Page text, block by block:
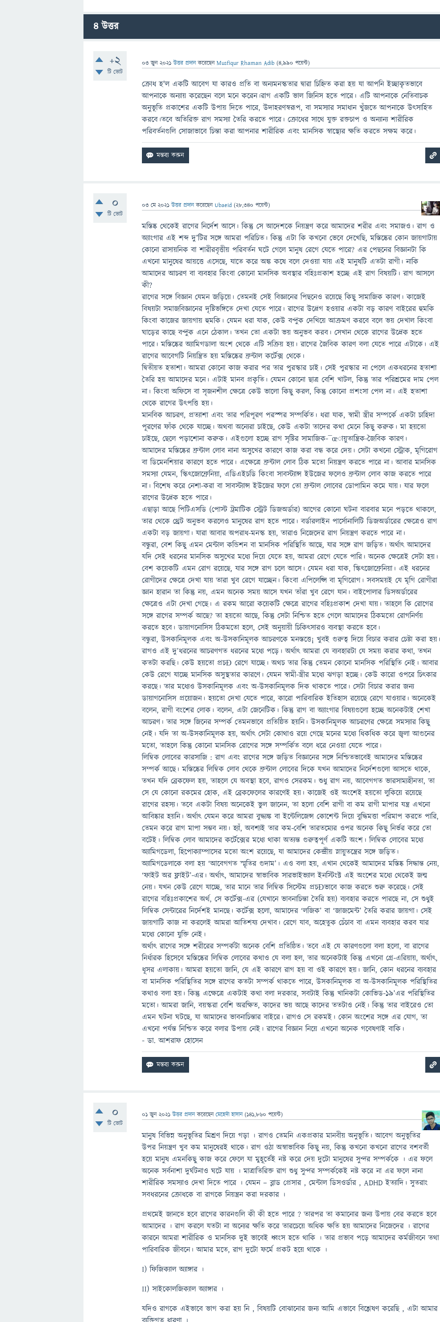
4উত্তর
+2
টি ভোট
03 জুন 2021 উত্তর প্রদান করেছেনMusfiqur Rhaman Adib (4,990 পয়েন্ট)
ক্রোধ হ'ল একটি আবেগ যা কারও প্রতি বা অন্যমনস্কতার দ্বারা চিহ্নিত করা হয় যা আপনি ইচ্ছাকৃতভাবে
আপনাকে অন্যায় করেছেন বলে মনে করেন।রাগ একটি ভাল জিনিস হতে পারে। এটি আপনাকে নেতিবাচক
অনুভূতি প্রকাশের একটি উপায় দিতে পারে, উদাহরণস্বরূপ, বা সমস্যার সমাধান খুঁজতে আপনাকে উৎসাহিত
করবে।তবে অতিরিক্ত রাগ সমস্যা তৈরি করতে পারে। ক্রোধের সাথে যুক্ত রক্তচাপ ও অন্যান্য শারীরিক
পরিবর্তনগুলি সোজাভাবে চিন্তা করা আপনার শারীরিক এবং মানসিক স্বাস্থ্যের ক্ষতি করতে সক্ষম করে।
0
টি ভোট
03 মে 2021 উত্তর প্রদান করেছেনUbaeid (28,340 পয়েন্ট)
মস্তিষ্ক থেকেই রাগের নির্দেশ আসে। কিন্তু সে আদেশকে নিয়ন্ত্রণ করে আমাদের শরীর এবং সমাজও। রাগ ও
অ্যাংগার এই শব্দ দু’টির সঙ্গে আমরা পরিচিত। কিন্তু এটা কি কখনো ভেবে দেখেছি, মস্তিষ্কের কোন জায়গাটায়
কোনো রাসায়নিক বা শারীরবৃত্তীয় পরিবর্তন ঘটে গেলে মানুষ রেগে যেতে পারে? এর পেছনের বিজ্ঞানটা কি
এখনো মানুষের আয়ত্তে এসেছে, যাতে করে অঙ্ক কষে বলে দেওয়া যায় এই মানুষটি এতটা রাগী। নাকি
আমাদের আচরণ বা ব্যবহার কিংবা কোনো মানসিক অবস্থার বহিঃপ্রকাশ হচ্ছে এই রাগ বিষয়টি। রাগ আসলে
কী?
রাগের সঙ্গে বিজ্ঞান যেমন জড়িয়ে। তেমনই সেই বিজ্ঞানের পিছনেও রয়েছে কিছু সামাজিক কারণ। কাজেই
বিষয়টা সমাজবিজ্ঞানের দৃষ্টিভঙ্গিতে দেখা যেতে পারে। রাগের উদ্রেগ হওয়ার একটা বড় কারণ বাইরের হুমকি
কিংবা কাজের জায়গায় হুমকি। যেমন ধরা যাক, কেউ বন্দুক দেখিয়ে আক্রমণ করবে বলে ভয় দেখাল কিংবা
ঘাড়ের কাছে বন্দুক এনে ঠেকাল। তখন তো একটা ভয় অনুভব করব। সেখান থেকে রাগের উদ্রেক হতে
পারে। মস্তিষ্কের অ্যামিগডালা অংশ থেকে এটি সক্রিয় হয়। রাগের জৈবিক কারণ বলা যেতে পারে এটাকে। এই
রাগের আবেগটি নিয়ন্ত্রিত হয় মস্তিষ্কের ফ্রন্টাল কর্টেক্স থেকে।
দ্বিতীয়ত হতাশা। আমরা কোনো কাজ করার পর তার পুরস্কার চাই। সেই পুরস্কার না পেলে একধরনের হতাশা
তৈরি হয় আমাদের মনে। এটাই মানব প্রকৃতি। যেমন কোনো ছাত্র বেশি খাটল, কিন্তু তার পরিশ্রমের দাম পেল
না। কিংবা অফিসে বা সৃজনশীল ক্ষেত্রে কেউ ভালো কিছু করল, কিন্তু কোনো প্রশংসা পেল না। এই হতাশা
থেকে রাগের উৎপত্তি হয়।
মানবিক আচরণ, প্রত্যাশা এবং তার পরিপূরণ পরস্পর সম্পর্কিত। ধরা যাক, স্বামী স্ত্রীর সম্পর্কে একটা চাহিদা
পূরণের ফাঁক থেকে যাচ্ছে। অথবা অন্যেরা চাইছে, কেউ একটা তাদের কথা মেনে কিছু করুক। মা হয়তো
চাইছে, ছেলে পড়াশোনা করুক। এইগুলো হচ্ছে রাগ সৃষ্টির সামাজিক-¯œায়ুতান্ত্রিক-জৈবিক কারণ।
আমাদের মস্তিষ্কের ফ্রন্টাল লোব নানা অসুখের কারণে কাজ করা বন্ধ করে দেয়। সেটা কখনো স্ট্রোক, মৃগিরোগ
বা ডিমেনশিয়ার কারণে হতে পারে। এক্ষেত্রে ফ্রন্টাল লোব ঠিক মতো নিয়ন্ত্রণ করতে পারে না। আবার মানসিক
সমস্যা যেমন, স্কিৎজোফ্রেনিয়া, এডিএইচডি কিংবা সাবস্ট্যান্স ইউজের ফলেও ফ্রন্টাল লোব কাজ করতে পারে
না। বিশেষ করে নেশা-করা বা সাবস্ট্যান্স ইউজের ফলে তো ফ্রন্টাল লোবের ডোপামিন কমে যায়। যার ফলে
রাগের উদ্রেক হতে পারে।
এছাড়া আছে পিটিএসডি (পোস্ট ট্রমাটিক স্ট্রেট ডিজঅর্ডার) আগের কোনো ঘটনা বারবার মনে পড়তে থাকলে,
তার থেকে থ্রেট অনুভব করলেও মানুষের রাগ হতে পারে। বর্ডারলাইন পার্সোনালিটি ডিজঅর্ডারের ক্ষেত্রেও রাগ
একটা বড় জায়গা। যারা আবার অপরাধ-মনস্ক হয়, তারাও নিজেদের রাগ নিয়ন্ত্রণ করতে পারে না।
বন্ধুরা, বেশ কিছু এমন মেন্টাল কন্ডিশন বা মানসিক পরিস্থিতি আছে, যার সঙ্গে রাগ জড়িত। অর্থাৎ আমাদের
যদি সেই ধরনের মানসিক অসুখের মধ্যে দিয়ে যেতে হয়, আমরা রেগে যেতে পারি। অনেক ক্ষেত্রেই সেটা হয়।
বেশ কয়েকটি এমন রোগ রয়েছে, যার সঙ্গে রাগ চলে আসে। যেমন ধরা যাক, স্কিৎজোফ্রেনিয়া। এই ধরনের
রোগীদের ক্ষেত্রে দেখা যায় তারা খুব রেগে যাচ্ছেন। কিংবা এপিলেপ্সি বা মৃগিরোগ। সবসময়ই যে মৃগি রোগীরা
জ্ঞান হারান তা কিন্তু নয়, এমন অনেক সময় আসে যখন তাঁরা খুব রেগে যান। বাইপোলার ডিসঅর্ডারের
ক্ষেত্রেও এটা দেখা গেছে। এ রকম আরো কয়েকটি ক্ষেত্রে রাগের বহিঃপ্রকাশ দেখা যায়। তাহলে কি রোগের
সঙ্গে রাগের সম্পর্ক আছে? তা হয়তো আছে, কিন্তু সেটা নিশ্চিত হতে গেলে আমাদের ঠিকমতো রোগনির্ণয়
করতে হবে। ডায়াগনোসিস ঠিকমতো হলে, সেই অনুয়ায়ী চিকিৎসারও ব্যবস্থা করতে হবে।
বন্ধুরা, উসকানিমূলক এবং অ-উসকানিমূলক আচরণকে মনস্তত্তে¡ খুবই গুরুত্ব দিয়ে বিচার করার চেষ্টা করা
রাগও এই দু’ধরনের আচরণগত ধরনের মধ্যে পড়ে। অর্থাৎ আমরা যে ব্যবহারটা যে সময় করার কথা, তখন
কতটা করছি। কেউ হয়তো প্রচÐ রেগে যাচ্ছে। অথচ তার কিন্তু তেমন কোনো মানসিক পরিস্থিতি নেই। আবার
কেউ রেগে যাচ্ছে মানসিক অসুস্থতার কারণে। যেমন স্বামী-স্ত্রীর মধ্যে ঝগড়া হচ্ছে। কেউ কারো ওপরে চিৎকার
করছে। তার মধ্যেও উসকানিমূলক এবং অ-উসকানিমূলক দিক থাকতে পারে। সেটা বিচার করার জন্য
ডায়াগনোসিস প্রয়োজন। হয়তো দেখা যেতে পারে, কারো পারিবারিক ইতিহাস রয়েছে রেগে যাওয়ার। অনেকেই
বলেন, রাগী বংশের লোক। বলেন, এটা জেনেটিক। কিন্তু রাগ বা অ্যাংগার বিষয়গুলো হচ্ছে অনেকটাই শেখা
আচরণ। তার সঙ্গে জিনের সম্পর্ক তেমনভাবে প্রতিষ্ঠিত হয়নি। উসকানিমূলক আচরণের ক্ষেত্রে সমস্যার কিছু
নেই। যদি তা অ-উসকানিমূলক হয়, অর্থাৎ সেটা কোথাও রয়ে গেছে মনের মধ্যে ধিকধিক করে জ্বলা আগুনের
মতো, তাহলে কিন্তু কোনো মানসিক রোগের সঙ্গে সম্পর্কিত বলে ধরে নেওয়া যেতে পারে।
লিম্বিক লোবের কারসাজি : রাগ এবং রাগের সঙ্গে জড়িত বিজ্ঞানের সঙ্গে নিশ্চিতভাবেই আমাদের মস্তিষ্কের
সম্পর্ক আছে। মস্তিষ্কের লিম্বিক লোব থেকে ফ্রন্টাল লোবের দিকে যখন আমাদের নির্দেশগুলো আসতে থাকে,
তখন যদি ব্রেকফেল হয়, তাহলে যে অবস্থা হবে, রাগও সেরকম। শুধু রাগ নয়, আবেগগত ভারসাম্যহীনতা, তা
সে যে কোনো রকমের হোক, এই ব্রেকফেলের কারণেই হয়। কাজেই ওই অংশেই হয়তো লুকিয়ে রয়েছে
রাগের রহস্য। তবে একটা বিষয় অনেকেই ভুল জানেন, তা হলো বেশি রাগী বা কম রাগী মাপার যন্ত্র এখনো
আবিষ্কার হয়নি। অর্থাৎ যেমন করে আমরা বুদ্ধ্যঙ্ক বা ইন্টেলিজেন্স কোশেন্ট দিয়ে বুদ্ধিমত্তা পরিমাপ করতে পারি,
তেমন করে রাগ মাপা সম্ভব নয়। হ্যাঁ, অবশ্যই তার কম-বেশি তারতম্যের ওপর অনেক কিছু নির্ভর করে তো
বটেই। লিম্বিক লোব আমাদের কর্টেক্সের মধ্যে থাকা অত্যন্ত গুরুত্বপূর্ণ একটি অংশ। লিম্বিক লোবের মধ্যে
অ্যামিগডেলা, হিপোক্যাম্পাসের মতো অংশ রয়েছে, যা আমাদের কেন্দ্রীয় স্নায়ুতন্ত্রের সঙ্গে জড়িত।
অ্যামিগডেলাকে বলা হয় ‘আবেগগত স্মৃতির গুদাম’। এও বলা হয়, এখান থেকেই আমাদের মস্তিষ্ক সিদ্ধান্ত নেয়,
‘ফাইট অর ফ্লাইট’-এর। অর্থাৎ, আমাদের স্বাভাবিক সারভাইভ্যাল ইনস্টিংক্ট এই অংশের মধ্যে থেকেই জন্ম
নেয়। যখন কেউ রেগে যাচ্ছে, তার মানে তার লিম্বিক সিস্টেম প্রচÐভাবে কাজ করতে শুরু করেছে। সেই
রাগের বহিঃপ্রকাশের অর্থ, সে কর্টেক্স-এর (যেখানে ভাবনাচিন্তা তৈরি হয়) ব্যবহার করতে পারছে না, সে শুধুই
লিম্বিক সেন্টারের নির্দেশই মানছে। কর্টেক্স হলো, আমাদের ‘লজিক’ বা ‘জাজমেন্ট’ তৈরি করার জায়গা। সেই
জায়গাটি কাজ না করলেই আমরা আতিশয্য দেখাব। রেগে যাব, অহেতুক চেঁচাব বা এমন ব্যবহার করব যার
মধ্যে কোনো যুক্তি নেই।
অর্থাৎ রাগের সঙ্গে শরীরের সম্পর্কটা অনেক বেশি প্রতিষ্ঠিত। তবে এই যে কারণগুলো বলা হলো, বা রাগের
নির্ধারক হিসেবে মস্তিষ্কের লিম্বিক লোবের কথাও যে বলা হল, তার অনেকটাই কিন্তু এখনো গ্রে-এরিয়ায়, অর্থাৎ,
ধূসর এলাকায়। আমরা হয়তো জানি, যে এই কারণে রাগ হয় বা ওই কারণে হয়। জানি, কোন ধরনের ব্যবহার
বা মানসিক পরিস্থিতির সঙ্গে রাগের কতটা সম্পর্ক থাকতে পারে, উসকানিমূলক বা অ-উসকানিমূলক পরিস্থিতির
কথাও বলা হয়। কিন্তু এক্ষেত্রে একটাই কথা বলা দরকার, সবটাই কিন্তু খানিকটা কোভিড-১৯’এর পরিস্থিতির
মতো। আমরা জানি, বয়স্করা বেশি অরক্ষিত, কাদের ভয় আছে কাদের ততটাও নেই। কিন্তু তার বাইরেও তো
এমন ঘটনা ঘটছে, যা আমাদের ভাবনাচিন্তার বাইরে। রাগও সে রকমই। কোন অংশের সঙ্গে এর যোগ, তা
এখনো পর্যন্ত নিশ্চিত করে বলার উপায় নেই। রাগের বিজ্ঞান নিয়ে এখনো অনেক গবেষণাই বাকি।
- ডা. আশরাফ হোসেন
0
টি ভোট
01 জুন 2021 উত্তর প্রদান করেছেনমেহেদী হাসান (141,860 পয়েন্ট)
মানুষ বিভিন্ন অনুভূতির মিশ্রণ দিয়ে গড়া । রাগও তেমনি একপ্রকার মানবীয় অনুভূতি। আবেগ অনুভূতির
উপর নিয়ন্ত্রণ খুব কম মানুষেরই থাকে। রাগ ওঠা অস্বাভাবিক কিছু নয়, কিন্তু কখনো কখনো রাগের বশবর্তী
হয়ে মানুষ এমনকিছু কাজ করে ফেলে যা মুহূর্তেই নষ্ট করে দেয় দুটো মানুষের সুন্দর সম্পর্ককে । এর ফলে
অনেক সর্বনাশা দুর্ঘটনাও ঘটে যায় । মাত্রাতিরিক্ত রাগ শুধু সুন্দর সম্পর্ককেই নষ্ট করে না এর ফলে নানা
শারীরিক সমস্যাও দেখা দিতে পারে । যেমন – ব্লাড প্রেসার , মেন্টাল ডিসওর্ডার , ADHD ইত্যাদি। সুতরাং
সবধরনের ক্রোধকে বা রাগকে নিয়ন্ত্রন করা দরকার ।
প্রথমেই জানতে হবে রাগের কারনগুলি কী কী হতে পারে ? তারপর তা কমানোর জন্য উপায় বের করতে হবে
আমাদের । রাগ করলে যতটা না অন্যের ক্ষতি করে তারচেয়ে অধিক ক্ষতি হয় আমাদের নিজেদের । রাগের
কারনে আমরা শারীরিক ও মানসিক দুই ভাবেই ধ্বংস হতে থাকি । তার প্রভাব পড়ে আমাদের কর্মজীবনে তথা
পারিবারিক জীবনে। আমার মতে, রাগ দুটো ফর্মে প্রকট হয়ে থাকে ।
I) ফিজিক্যাল অ্যাঙ্গার ।
II) সাইকোলজিক্যাল অ্যাঙ্গার ।
যদিও রাগকে এইভাবে ভাগ করা হয় নি , বিষয়টি বোঝানোর জন্য আমি এভাবে বিশ্লেষণ করেছি , এটা আমার